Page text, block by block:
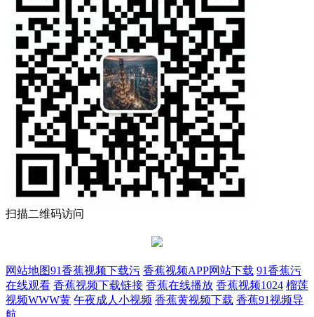
扫描二维码访问
网站地图91香蕉视频下载污 香蕉视频APP网站下载 91香蕉污
在线观看 香蕉视频下载链接 香蕉在线播放 香蕉视频1024 榴莲
视频WWW黄 午夜成人小视频 香蕉黄视频下载 香蕉91视频导
航